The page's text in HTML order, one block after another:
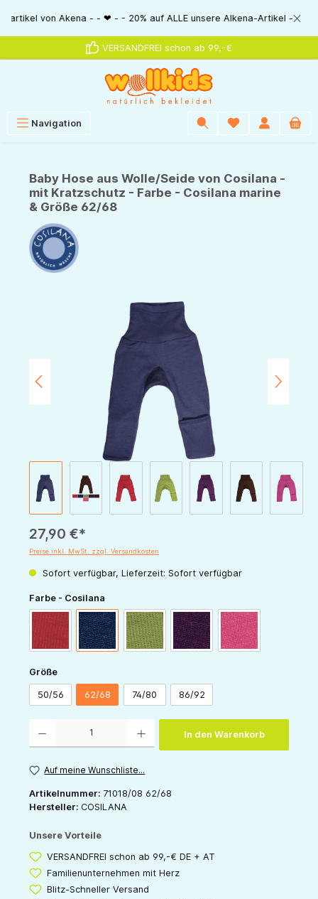
springen
Akena - - ❤ - - 20% auf ALLE unsere Alkena-Artikel - - ❤ - -
VERSANDFREI schon ab 99,-€
Navigation
Baby Hose aus Wolle/Seide von Cosilana -
mit Kratzschutz - Farbe - Cosilana marine
& Größe 62/68
Bildergalerie überspringen
27,90 €*
Preise inkl. MwSt. zzgl. Versandkosten
Sofort verfügbar, Lieferzeit: Sofort verfügbar
Farbe - Cosilana
marine grün pflaume pink
Größeauswählen
50/56 62/68 74/80 86/92
In den Warenkorb
Auf meine Wunschliste...
Artikelnummer: 71018/08 62/68
Hersteller: COSILANA
Unsere Vorteile
VERSANDFREI schon ab 99,-€ DE + AT
Familienunternehmen mit Herz
Blitz-Schneller Versand